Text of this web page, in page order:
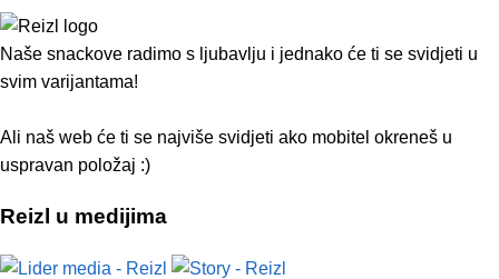
Naše snackove radimo s ljubavlju i jednako će ti se svidjeti u
svim varijantama!
Ali naš web će ti se najviše svidjeti ako mobitel okreneš u
uspravan položaj :)
Reizl u medijima